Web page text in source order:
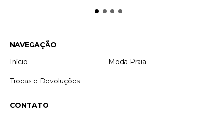
NAVEGAÇÃO
Início
Moda Praia
Trocas e Devoluções
CONTATO